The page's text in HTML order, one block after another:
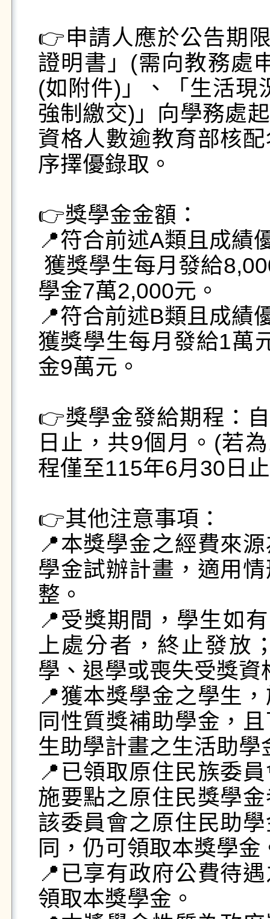
👉申請人應於公告期
證明書」(需向教務處
(如附件)」、「生活現
強制繳交)」向學務處
資格人數逾教育部核
序擇優錄取。
👉獎學金金額：
📍符合前述A類且成績
學金7萬2,000元。
📍符合前述B類且成績
獲獎學生每月發給1萬
金9萬元。
👉獎學金發給期程：
日止，共9個月。(若
程僅至115年6月30日
👉其他注意事項：
📍本獎學金之經費來
學金試辦計畫，適用
整。
📍受獎期間，學生如
上處分者，終止發放
學、退學或喪失受獎
📍獲本獎學金之學生
同性質獎補助學金，
生助學計畫之生活助學
📍已領取原住民族委
施要點之原住民獎學
該委員會之原住民助
同，仍可領取本獎學金
📍已享有政府公費待
領取本獎學金。